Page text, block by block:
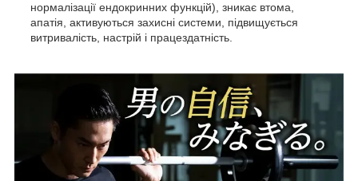
нормалізації ендокринних функцій), зникає втома,
апатія, активуються захисні системи, підвищується
витривалість, настрій і працездатність.